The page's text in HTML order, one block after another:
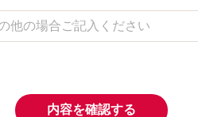
内容を確認する